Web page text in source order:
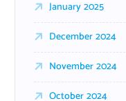
January 2025
December 2024
November 2024
October 2024